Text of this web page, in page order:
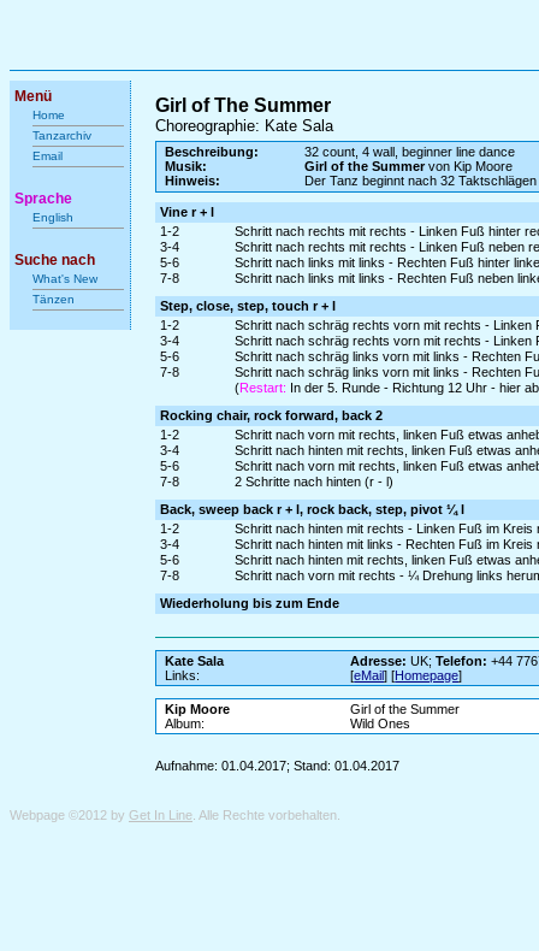
Menü
Home
Tanzarchiv
Email
Sprache
English
Suche nach
What's New
Tänzen
Girl of The Summer
Choreographie: Kate Sala
Beschreibung:
32 count, 4 wall, beginner line dance
Musik:
Girl of the Summervon Kip Moore
Hinweis:
Der Tanz beginnt nach 32
Vine r + l
1-2
Schritt nach rechts mit rechts - Linken Fuß hinter
3-4
Schritt nach rechts mit rechts - Linken Fuß neben
5-6
Schritt nach links mit links - Rechten Fuß hinter
7-8
Schritt nach links mit links - Rechten Fuß neben
Step, close, step, touch r + l
1-2
Schritt nach schräg rechts vorn mit rechts - Linken
3-4
Schritt nach schräg rechts vorn mit rechts - Linken
5-6
Schritt nach schräg links vorn mit links - Rechten
7-8
Schritt nach schräg links vorn mit links - Rechten
(Restart: In der 5. Runde - Richtung 12 Uhr - hier
Rocking chair, rock forward, back 2
1-2
Schritt nach vorn mit rechts, linken Fuß etwas
3-4
Schritt nach hinten mit rechts, linken Fuß etwas
5-6
Schritt nach vorn mit rechts, linken Fuß etwas
7-8
2 Schritte nach hinten (r - l)
Back, sweep back r + l, rock back, step, pivot ¼ l
1-2
Schritt nach hinten mit rechts - Linken Fuß im Kreis
3-4
Schritt nach hinten mit links - Rechten Fuß im Kreis
5-6
Schritt nach hinten mit rechts, linken Fuß etwas
7-8
Schritt nach vorn mit rechts - ¼ Drehung links
Wiederholung bis zum Ende
Kate Sala Adresse: UK;Telefon: +44
Links:
[eMail] [Homepage]
Kip Moore
Girl of the Summer
Album:
Wild Ones
Aufnahme: 01.04.2017; Stand: 01.04.2017
Webpage ©2012 by Get In Line . Alle Rechte vorbehalten.